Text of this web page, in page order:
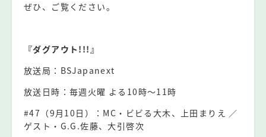
ぜひ、ご覧ください。
『ダグアウト!!!』⠀
放送局：BSJapanext
放送日時：毎週火曜 よる10時〜11時
#47（9月10日）：MC・ビビる大木、上田まりえ ／
ゲスト・G.G.佐藤、大引啓次